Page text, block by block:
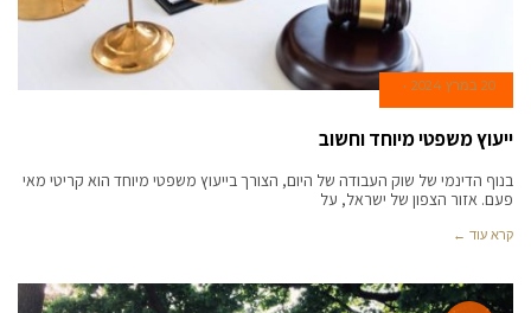
20 במרץ 2024
ייעוץ משפטי מיוחד וחשוב
בנוף הדינמי של שוק העבודה של היום, הצורך בייעוץ משפטי מיוחד הוא קריטי מאי
פעם. אזור הצפון של ישראל, על
קרא עוד ←